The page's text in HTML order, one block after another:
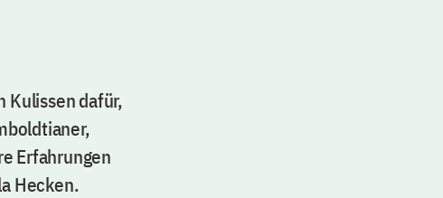
Kulissen dafür,
Erfahrungen
Hecken.